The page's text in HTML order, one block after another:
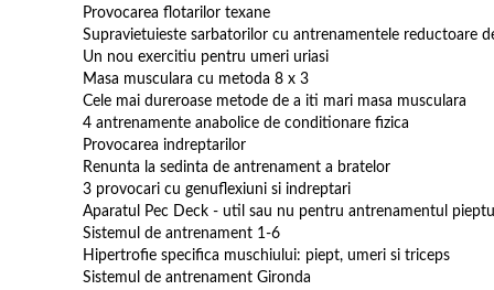
Provocarea flotarilor texane
Supravietuieste sarbatorilor cu antrenamentele reductoare
Un nou exercitiu pentru umeri uriasi
Masa musculara cu metoda 8 x 3
Cele mai dureroase metode de a iti mari masa musculara
4 antrenamente anabolice de conditionare fizica
Provocarea indreptarilor
Renunta la sedinta de antrenament a bratelor
3 provocari cu genuflexiuni si indreptari
Aparatul Pec Deck - util sau nu pentru antrenamentul
Sistemul de antrenament 1-6
Hipertrofie specifica muschiului: piept, umeri si triceps
Sistemul de antrenament Gironda